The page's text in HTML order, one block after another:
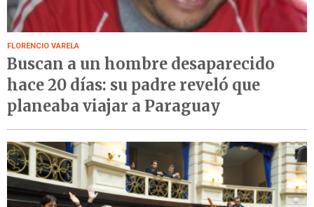
FLORENCIO VARELA
Buscan a un hombre desaparecido
hace 20 días: su padre reveló que
planeaba viajar a Paraguay